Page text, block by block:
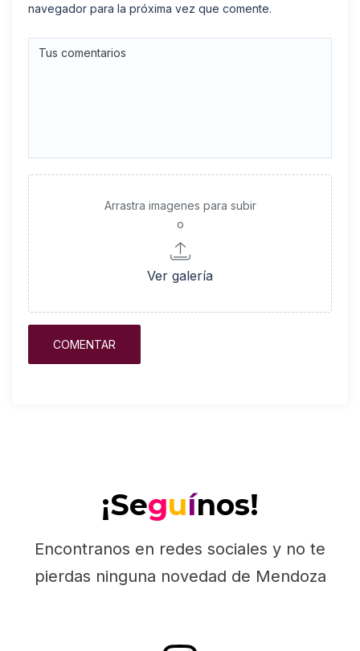
navegador para la próxima vez que comente.
Arrastra imagenes para subir
o
Ver galería
¡Seguínos!
Encontranos en redes sociales y no te
pierdas ninguna novedad de Mendoza